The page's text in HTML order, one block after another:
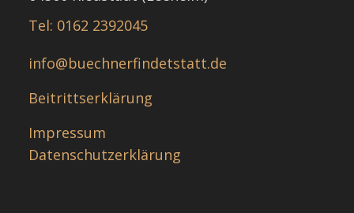
Tel: 0162 2392045
info@buechnerfindetstatt.de
Beitrittserklärung
Impressum
Datenschutzerklärung